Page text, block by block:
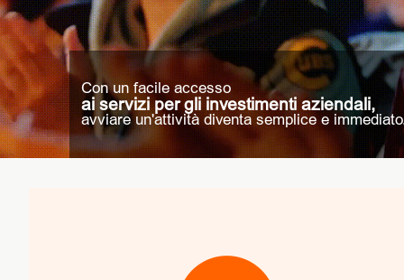
Con un facile accesso
ai servizi per gli investimenti aziendali,
avviare un'attività diventa semplice e